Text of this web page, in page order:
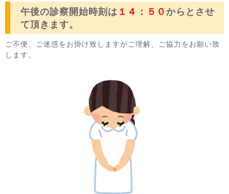
午後の診察開始時刻は １４：５０ からとさせ
て頂きます。
ご不便、ご迷惑をお掛け致しますがご理解、ご協力をお願い致
します。